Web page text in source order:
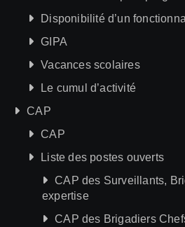
Disponibilité d’un
GIPA
Vacances scolaires
Le cumul d’activité
CAP
CAP
Liste des postes ouverts
CAP des Surveillants,
expertise
CAP des Brigadiers